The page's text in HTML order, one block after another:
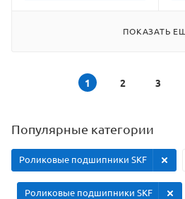
ПОКАЗАТЬ
1 2 3
Популярные категории
Роликовые подшипники SKF
Роликовые подшипники SKF